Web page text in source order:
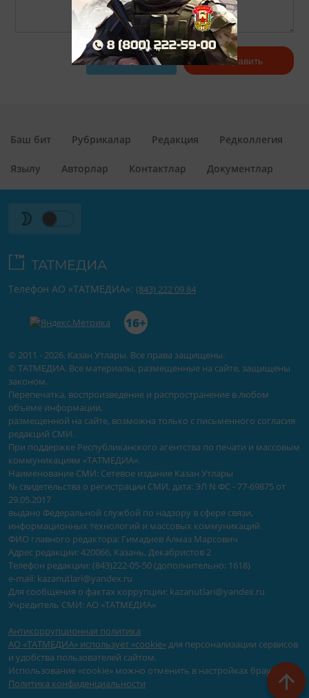
Авторизоваться Отправить
Баш бит Рубрикалар Редакция Редколлегия
Язылу Авторлар Контактлар Документлар
© 2011 - 2026. Казан Утлары. Все права защищены.
© ТАТМЕДИА. Все материалы, размещенные на сайте, защищены
законом.
Перепечатка, воспроизведение и распространение в любом
объеме информации,
размещенной на сайте, возможна только с письменного согласия
редакций СМИ.
При поддержке Республиканского агентства по печати и массовым
коммуникациям «ТАТМЕДИА».
Наименование СМИ: Сетевое издание Казан Утлары
№ свидетельства о регистрации СМИ, дата: ЭЛ N ФС - 77-69875 от
29.05.2017
выдано Федеральной службой по надзору в сфере связи,
информационных технологий и массовых коммуникаций
ФИО главного редактора: Гимадиев Алмаз Марсович
Адрес редакции: 420066, Казань, Декабристов 2
Телефон редакции: (843)222-05-50 (дополнительно: 1618)
e-mail: kazanutlari@yandex.ru
Для сообщения о фактах коррупции: kazanutlari@yandex.ru
Учредитель СМИ: АО «ТАТМЕДИА»
Антикоррупционная политика
АО «ТАТМЕДИА» использует «cookie»для персонализации сервисов
и удобства пользователей сайтом.
Использование «cookie» можно отменить в настройках браузера.
Политика конфиденциальности
Телефон АО «ТАТМЕДИА»: (843) 222 09 84
16+